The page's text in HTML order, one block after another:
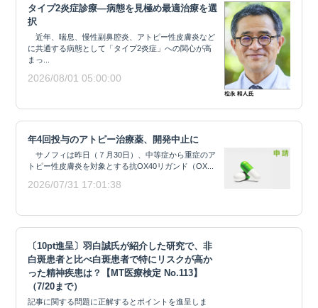
タイプ2炎症診療―病態を見極め最適治療を選
択
近年、喘息、慢性副鼻腔炎、アトピー性皮膚炎など
に共通する病態として「タイプ2炎症」への関心が高
まっ...
2026/08/01 05:00:00
年4回投与のアトピー治療薬、開発中止に
サノフィは昨日（７月30日）、中等症から重症のア
トピー性皮膚炎を対象とする抗OX40リガンド（OX...
2026/07/31 17:01:38
〔10pt進呈〕羽白誠氏が紹介した研究で、非
白斑患者と比べ白斑患者で特にリスクが高か
った精神疾患は？【MT医療検定 No.113】
（7/20まで）
記事に関する問題に正解するとポイントを進呈しま